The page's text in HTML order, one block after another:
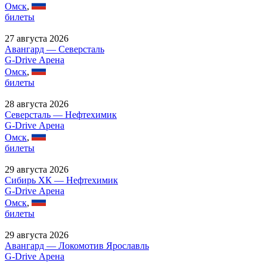
Омск,
билеты
27 августа 2026
Авангард — Северсталь
G-Drive Арена
Омск,
билеты
28 августа 2026
Северсталь — Нефтехимик
G-Drive Арена
Омск,
билеты
29 августа 2026
Сибирь ХК — Нефтехимик
G-Drive Арена
Омск,
билеты
29 августа 2026
Авангард — Локомотив Ярославль
G-Drive Арена